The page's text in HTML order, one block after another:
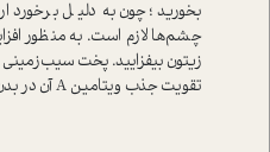
چشم‌ها لازم است. به منظور
زیتون بیفزایید. پخت
تقویت جذب ویتامین A آن در بدن می‌شود.